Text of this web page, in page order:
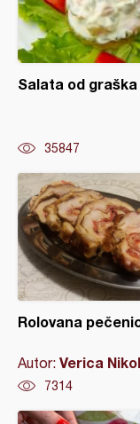
Salata od graška
35847
Rolovana
Autor: Verica
7314